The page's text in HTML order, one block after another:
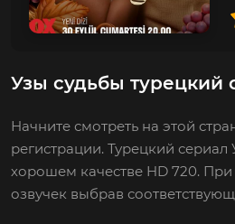
Узы судьбы турецкий
Начните смотреть на этой
регистрации. Турецкий
хорошем качестве HD 720.
озвучек выбрав